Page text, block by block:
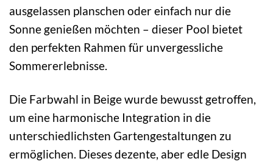
ausgelassen planschen oder einfach nur die
Sonne genießen möchten – dieser Pool bietet
den perfekten Rahmen für unvergessliche
Sommererlebnisse.
Die Farbwahl in Beige wurde bewusst getroffen,
um eine harmonische Integration in die
unterschiedlichsten Gartengestaltungen zu
ermöglichen. Dieses dezente, aber edle Design